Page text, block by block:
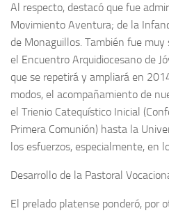
Al respecto, destacó que fue
Movimiento Aventura; de la
de Monaguillos. También fue
el Encuentro Arquidiocesano de
que se repetirá y ampliará en
modos, el acompañamiento de
el Trienio Catequístico Inicial
Primera Comunión) hasta la
los esfuerzos, especialmente, en
Desarrollo de la Pastoral
El prelado platense ponderó, por